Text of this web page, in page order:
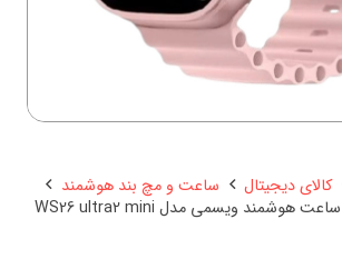
کالای دیجیتال
ساعت و مچ بند هوشمند
ساعت هوشمند ویسمی مدل WS26 ultra2 mini